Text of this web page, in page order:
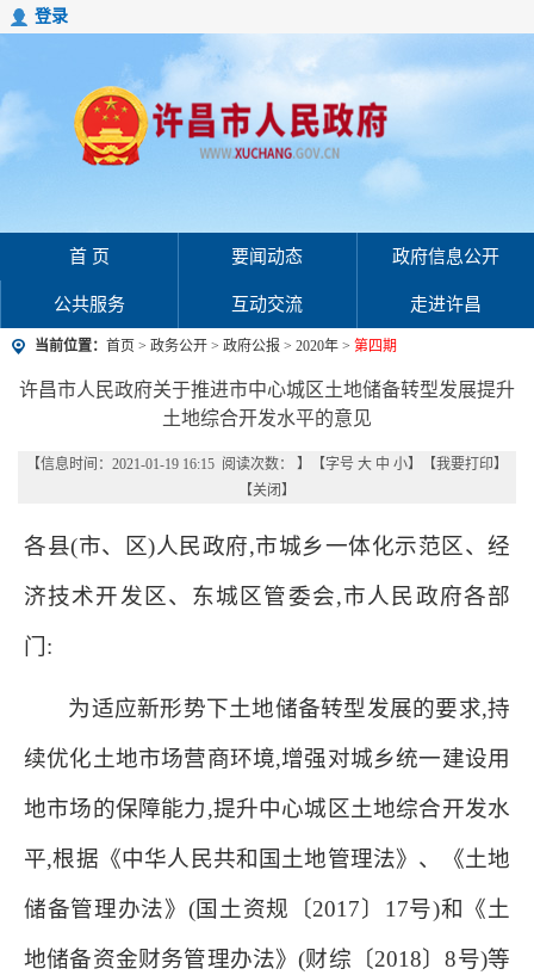
登录
首 页 要闻动态 政府信息公开
公共服务 互动交流 走进许昌
当前位置： 首页 > 政务公开 > 政府公报 > 2020年 > 第四期
许昌市人民政府关于推进市中心城区土地储备转型发展提升
土地综合开发水平的意见
【信息时间：2021-01-19 16:15 阅读次数： 】【字号 大 中 小】【我要打印】
【关闭 】
各县(市、区)人民政府,市城乡一体化示范区、经
济技术开发区、东城区管委会,市人民政府各部
门:
为适应新形势下土地储备转型发展的要求,持
续优化土地市场营商环境,增强对城乡统一建设用
地市场的保障能力,提升中心城区土地综合开发水
平,根据《中华人民共和国土地管理法》、
《土地
储备管理办法》(国土资规〔2017〕17号)和《土
地储备资金财务管理办法》(财综〔2018〕8号)等